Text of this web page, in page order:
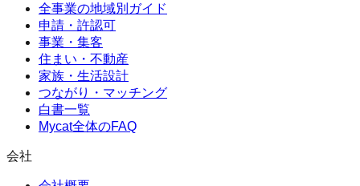
全事業の地域別ガイド
申請・許認可
事業・集客
住まい・不動産
家族・生活設計
つながり・マッチング
白書一覧
Mycat全体のFAQ
会社